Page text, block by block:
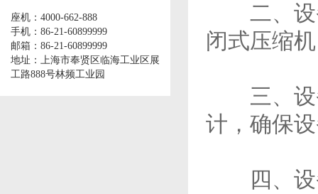
座机：4000-662-888
手机：86-21-60899999
邮箱：86-21-60899999
地址：上海市奉贤区临海工业区展
工路888号林频工业园
二、设备
闭式压缩
三、设备
计，确保
四、设备